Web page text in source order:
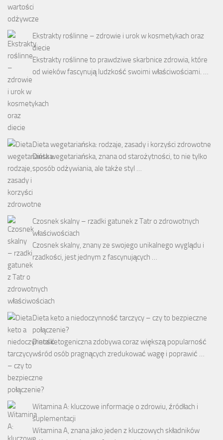
Ekstrakty roślinne – zdrowie i urok w kosmetykach oraz
diecie
Ekstrakty roślinne to prawdziwe skarbnice zdrowia, które
od wieków fascynują ludzkość swoimi właściwościami. …
Dieta wegetariańska: rodzaje, zasady i korzyści zdrowotne
Dieta wegetariańska, znana od starożytności, to nie tylko
sposób odżywiania, ale także styl …
Czosnek skalny – rzadki gatunek z Tatr o zdrowotnych
właściwościach
Czosnek skalny, znany ze swojego unikalnego wyglądu i
rzadkości, jest jednym z fascynujących …
Dieta keto a niedoczynność tarczycy – czy to bezpieczne
połączenie?
Dieta ketogeniczna zdobywa coraz większą popularność
wśród osób pragnących zredukować wagę i poprawić …
Witamina A: kluczowe informacje o zdrowiu, źródłach i
suplementacji
Witamina A, znana jako jeden z kluczowych składników